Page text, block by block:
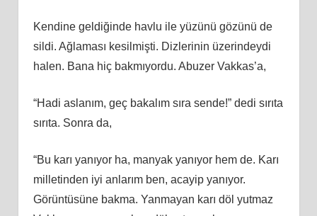
Kendine geldiğinde havlu ile yüzünü gözünü de
sildi. Ağlaması kesilmişti. Dizlerinin üzerindeydi
halen. Bana hiç bakmıyordu. Abuzer Vakkas’a,
“Hadi aslanım, geç bakalım sıra sende!” dedi sırıta
sırıta. Sonra da,
“Bu karı yanıyor ha, manyak yanıyor hem de. Karı
milletinden iyi anlarım ben, acayip yanıyor.
Görüntüsüne bakma. Yanmayan karı döl yutmaz